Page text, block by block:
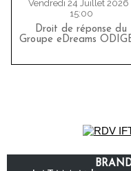
Vendredi 24 Juillet 2026
15:00
Droit de réponse du
Groupe eDreams